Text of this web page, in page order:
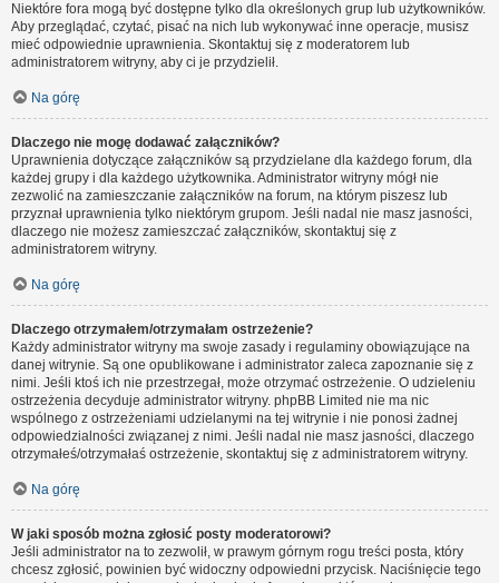
Niektóre fora mogą być dostępne tylko dla określonych grup lub użytkowników.
Aby przeglądać, czytać, pisać na nich lub wykonywać inne operacje, musisz
mieć odpowiednie uprawnienia. Skontaktuj się z moderatorem lub
administratorem witryny, aby ci je przydzielił.
Na górę
Dlaczego nie mogę dodawać załączników?
Uprawnienia dotyczące załączników są przydzielane dla każdego forum, dla
każdej grupy i dla każdego użytkownika. Administrator witryny mógł nie
zezwolić na zamieszczanie załączników na forum, na którym piszesz lub
przyznał uprawnienia tylko niektórym grupom. Jeśli nadal nie masz jasności,
dlaczego nie możesz zamieszczać załączników, skontaktuj się z
administratorem witryny.
Na górę
Dlaczego otrzymałem/otrzymałam ostrzeżenie?
Każdy administrator witryny ma swoje zasady i regulaminy obowiązujące na
danej witrynie. Są one opublikowane i administrator zaleca zapoznanie się z
nimi. Jeśli ktoś ich nie przestrzegał, może otrzymać ostrzeżenie. O udzieleniu
ostrzeżenia decyduje administrator witryny. phpBB Limited nie ma nic
wspólnego z ostrzeżeniami udzielanymi na tej witrynie i nie ponosi żadnej
odpowiedzialności związanej z nimi. Jeśli nadal nie masz jasności, dlaczego
otrzymałeś/otrzymałaś ostrzeżenie, skontaktuj się z administratorem witryny.
Na górę
W jaki sposób można zgłosić posty moderatorowi?
Jeśli administrator na to zezwolił, w prawym górnym rogu treści posta, który
chcesz zgłosić, powinien być widoczny odpowiedni przycisk. Naciśnięcie tego